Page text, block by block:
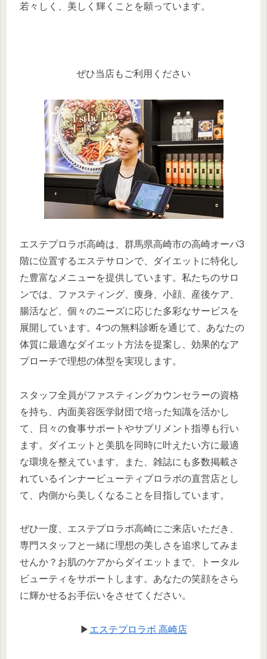
若々しく、美しく輝くことを願っています。
ぜひ当店もご利用ください
エステプロラボ高崎は、群馬県高崎市の高崎オーパ3
階に位置するエステサロンで、ダイエットに特化し
た豊富なメニューを提供しています。私たちのサロ
ンでは、ファスティング、痩身、小顔、産後ケア、
腸活など、個々のニーズに応じた多彩なサービスを
展開しています。4つの無料診断を通じて、あなたの
体質に最適なダイエット方法を提案し、効果的なア
プローチで理想の体型を実現します。
スタッフ全員がファスティングカウンセラーの資格
を持ち、内面美容医学財団で培った知識を活かし
て、日々の食事サポートやサプリメント指導も行い
ます。ダイエットと美肌を同時に叶えたい方に最適
な環境を整えています。また、雑誌にも多数掲載さ
れているインナービューティプロラボの直営店とし
て、内側から美しくなることを目指しています。
ぜひ一度、エステプロラボ高崎にご来店いただき、
専門スタッフと一緒に理想の美しさを追求してみま
せんか？お肌のケアからダイエットまで、トータル
ビューティをサポートします。あなたの笑顔をさら
に輝かせるお手伝いをさせてください。
▶ エステプロラボ 高崎店